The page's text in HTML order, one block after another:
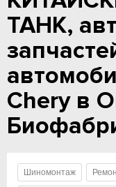
ТАНК,
Chery в
Шиномонтаж